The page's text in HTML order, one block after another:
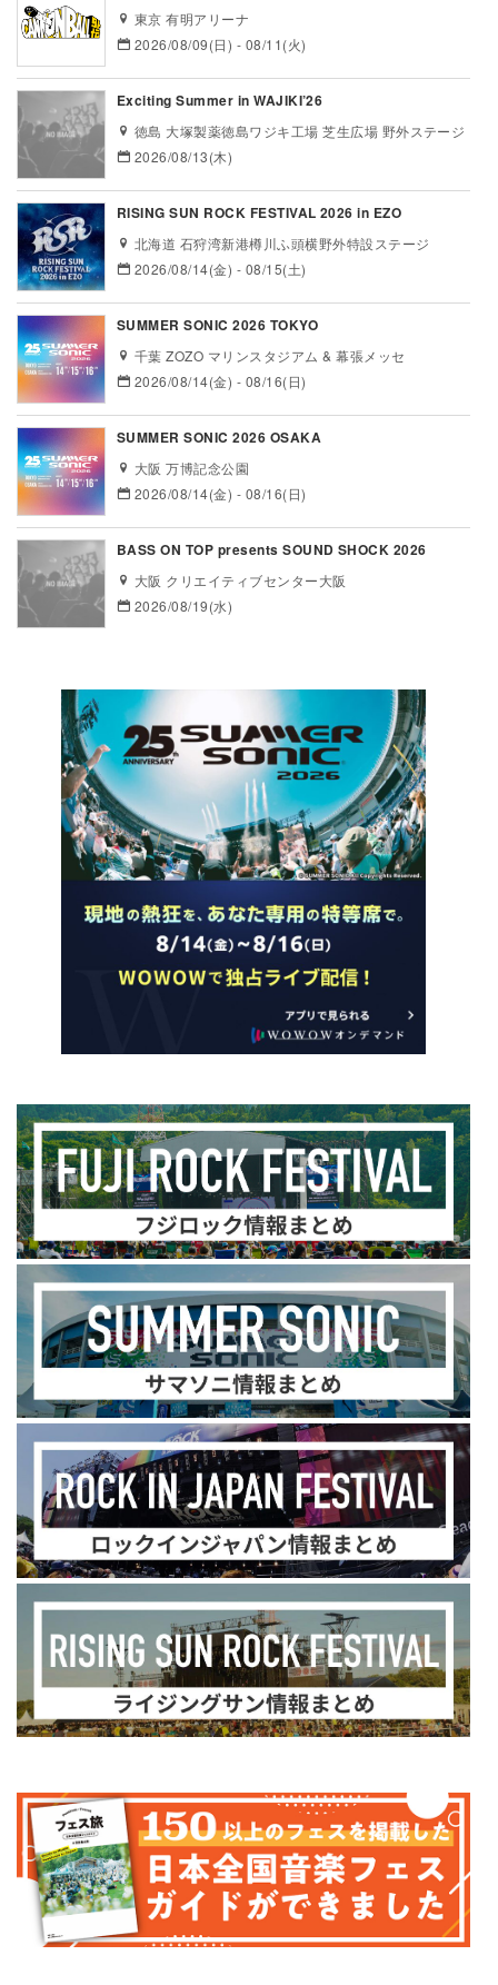
東京 有明アリーナ
2026/08/09(日) - 08/11(火)
Exciting Summer in WAJIKI’26
徳島 大塚製薬徳島ワジキ工場 芝生広場 野外ステージ
2026/08/13(木)
RISING SUN ROCK FESTIVAL 2026 in EZO
北海道 石狩湾新港樽川ふ頭横野外特設ステージ
2026/08/14(金) - 08/15(土)
SUMMER SONIC 2026 TOKYO
千葉 ZOZO マリンスタジアム & 幕張メッセ
2026/08/14(金) - 08/16(日)
SUMMER SONIC 2026 OSAKA
大阪 万博記念公園
2026/08/14(金) - 08/16(日)
BASS ON TOP presents SOUND SHOCK 2026
大阪 クリエイティブセンター大阪
2026/08/19(水)